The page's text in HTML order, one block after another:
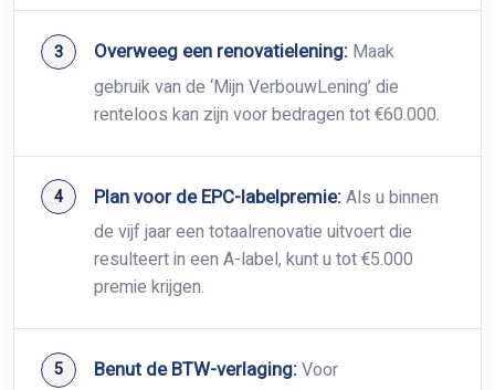
Overweeg een renovatielening: Maak
gebruik van de ‘Mijn VerbouwLening’ die
renteloos kan zijn voor bedragen tot €60.000.
Plan voor de EPC-labelpremie:Als u binnen
de vijf jaar een totaalrenovatie uitvoert die
resulteert in een A-label, kunt u tot €5.000
premie krijgen.
Benut de BTW-verlaging:Voor